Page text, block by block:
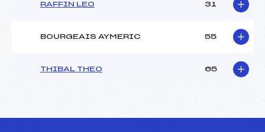
RAFFIN LEO 31
BOURGEAIS AYMERIC 55
THIBAL THEO 65